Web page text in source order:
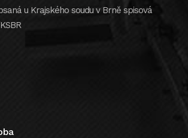
u Krajského soudu v Brně spisová